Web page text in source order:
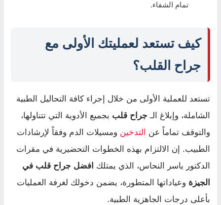
تمام الشفاء.
كيف تستعد لعمليتك الأولى مع
جراح القلب؟
تستعد للعملية الأولى من خلال إجراء كافة التحاليل الطبية
الشاملة، وإبلاغ الـ جراح قلب بجميع الأدوية التي تتناولها،
والتوقف تماماً عن
التدخين ومسيلات الدم وفقاً لإرشادات
الطبيب. إن الالتزام بهذه الخطوات التحضيرية في مقرات
الدكتور ياسر النحاس، الذي يمتلك افضل جراح قلب في
الجيزة وعياداتها المتطورة، يضمن دخولك لغرفة العمليات
بأعلى درجات الجاهزية الطبية.